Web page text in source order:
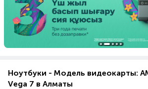
Ноутбуки - Модель видеокарты:
Vega 7 в Алматы